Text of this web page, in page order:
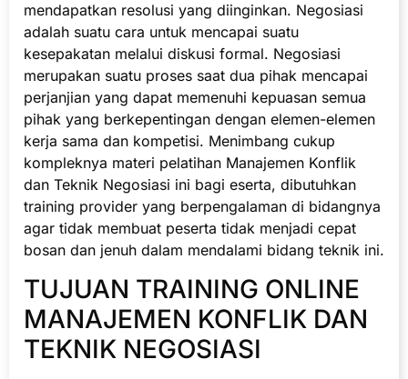
mendapatkan resolusi yang diinginkan. Negosiasi
adalah suatu cara untuk mencapai suatu
kesepakatan melalui diskusi formal. Negosiasi
merupakan suatu proses saat dua pihak mencapai
perjanjian yang dapat memenuhi kepuasan semua
pihak yang berkepentingan dengan elemen-elemen
kerja sama dan kompetisi. Menimbang cukup
kompleknya materi pelatihan Manajemen Konflik
dan Teknik Negosiasi ini bagi eserta, dibutuhkan
training provider yang berpengalaman di bidangnya
agar tidak membuat peserta tidak menjadi cepat
bosan dan jenuh dalam mendalami bidang teknik ini.
TUJUAN TRAINING ONLINE
MANAJEMEN KONFLIK DAN
TEKNIK NEGOSIASI